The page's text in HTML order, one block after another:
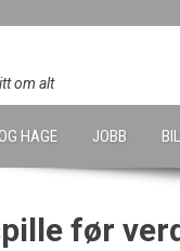
om alt
HAGE JOBB
før